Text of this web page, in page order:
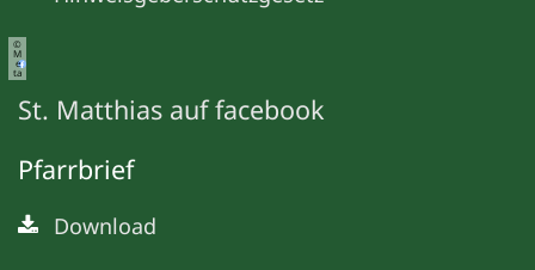
©
M
e
ta
St. Matthias auf facebook
Pfarrbrief
Download